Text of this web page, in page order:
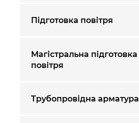
Підготовка повітря
Магістральна підготовка
повітря
Трубопровідна арматура